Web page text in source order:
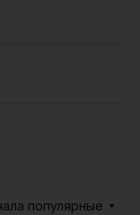
популярные